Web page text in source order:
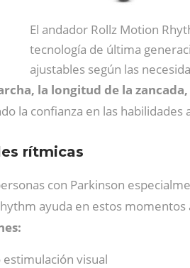
El andador Rollz Motion
tecnología de última
ajustables según las
la longitud de la
la confianza en las
rítmicas
con Parkinson
ayuda en estos
estimulación visual